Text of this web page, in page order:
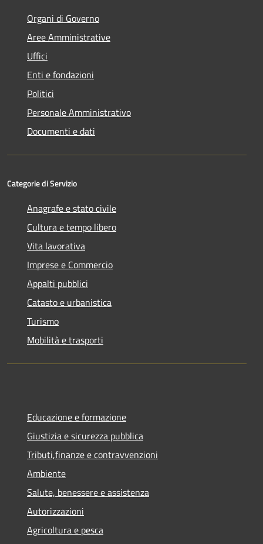
Organi di Governo
Aree Amministrative
Uffici
Enti e fondazioni
Politici
Personale Amministrativo
Documenti e dati
Categorie di Servizio
Anagrafe e stato civile
Cultura e tempo libero
Vita lavorativa
Imprese e Commercio
Appalti pubblici
Catasto e urbanistica
Turismo
Mobilità e trasporti
Educazione e formazione
Giustizia e sicurezza pubblica
Tributi,finanze e contravvenzioni
Ambiente
Salute, benessere e assistenza
Autorizzazioni
Agricoltura e pesca